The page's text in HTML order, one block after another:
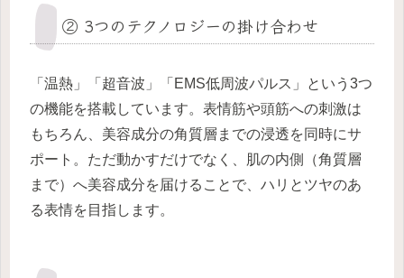
② 3つのテクノロジーの掛け合わせ
「温熱」「超音波」「EMS低周波パルス」という3つ
の機能を搭載しています。表情筋や頭筋への刺激は
もちろん、美容成分の角質層までの浸透を同時にサ
ポート。ただ動かすだけでなく、肌の内側（角質層
まで）へ美容成分を届けることで、ハリとツヤのあ
る表情を目指します。